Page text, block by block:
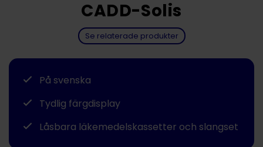
CADD-Solis
Se relaterade produkter
På svenska
Tydlig färgdisplay
Låsbara läkemedelskassetter och slangset